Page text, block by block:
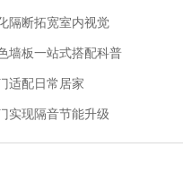
隔断拓宽室内视觉
墙板一站式搭配科普
适配日常居家
实现隔音节能升级